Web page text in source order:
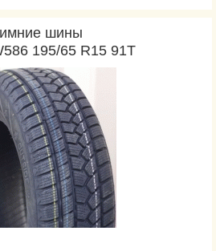
шины
195/65 R15 91T